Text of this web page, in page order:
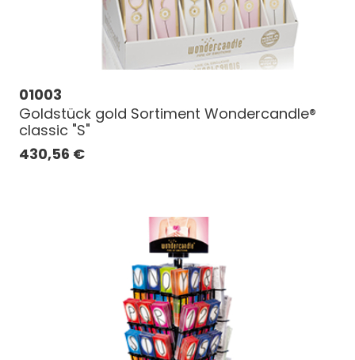
01003
Goldstück gold Sortiment Wondercandle®
classic "S"
430,56 €